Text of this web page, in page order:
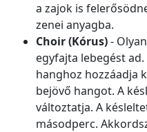
a zajok is
zenei anyagba.
Choir (Kórus)-
egyfajta lebegést
hanghoz hozzáadja
bejövő hangot. A
változtatja. A
másodperc.